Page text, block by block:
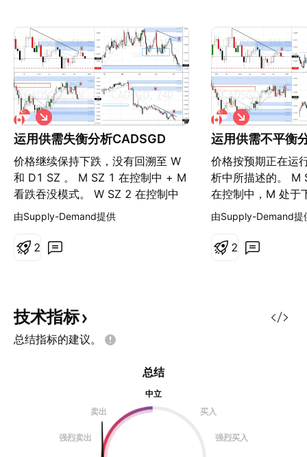
运用供需失衡分析CADSGD
价格继续保持下跌，没有回溯至 W
和 D1 SZ 。 M SZ 1 在控制中 + M
看跌吞没模式。 W SZ 2 在控制中
+ 3 x W看跌吞没模式。 D1 下跌趋
溯。 强劲的 H4 SZ 4 也没有回溯，
应区 TL：趋势线 CT：逆趋势
ERC：范围蜡烛，实体部分占蜡烛范
围的80%
做
空
由Supply-Demand提供
2
运用供需不平衡
价格按预期正在运
析中所描述的。 M
在控制中，M 处于
偏见。 W SZ 2 已
跌的 ERC 蜡烛如
两个均在 3 和 4
W：周 D1：日
做
空
由Supply-Demand提
2
技术指标
总结指标的建议。
总结
中立
卖出
买入
强烈卖出 强烈买入